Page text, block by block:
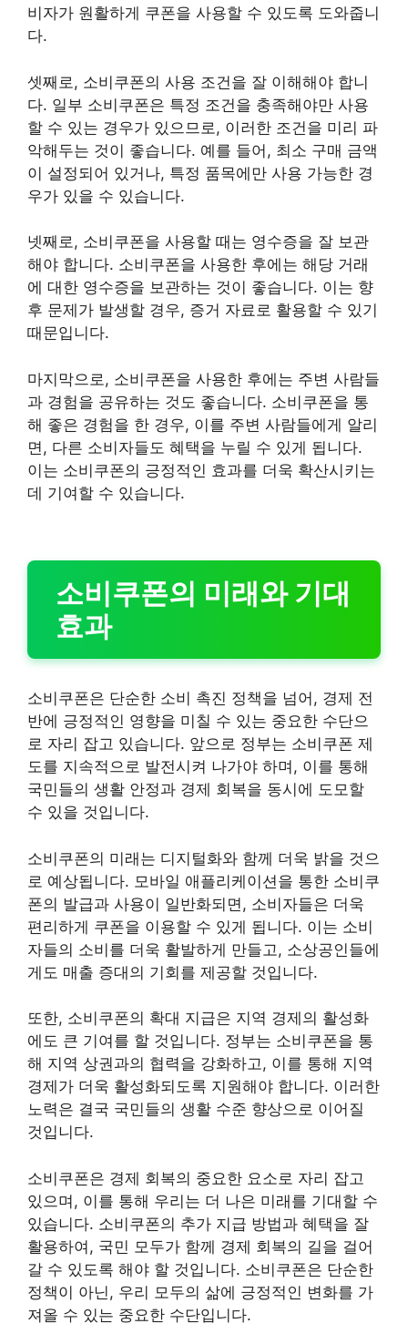
비자가 원활하게 쿠폰을 사용할 수 있도록 도와줍니
다.
셋째로, 소비쿠폰의 사용 조건을 잘 이해해야 합니
다. 일부 소비쿠폰은 특정 조건을 충족해야만 사용
할 수 있는 경우가 있으므로, 이러한 조건을 미리 파
악해두는 것이 좋습니다. 예를 들어, 최소 구매 금액
이 설정되어 있거나, 특정 품목에만 사용 가능한 경
우가 있을 수 있습니다.
넷째로, 소비쿠폰을 사용할 때는 영수증을 잘 보관
해야 합니다. 소비쿠폰을 사용한 후에는 해당 거래
에 대한 영수증을 보관하는 것이 좋습니다. 이는 향
후 문제가 발생할 경우, 증거 자료로 활용할 수 있기
때문입니다.
마지막으로, 소비쿠폰을 사용한 후에는 주변 사람들
과 경험을 공유하는 것도 좋습니다. 소비쿠폰을 통
해 좋은 경험을 한 경우, 이를 주변 사람들에게 알리
면, 다른 소비자들도 혜택을 누릴 수 있게 됩니다.
이는 소비쿠폰의 긍정적인 효과를 더욱 확산시키는
데 기여할 수 있습니다.
소비쿠폰의 미래와 기대
효과
소비쿠폰은 단순한 소비 촉진 정책을 넘어, 경제 전
반에 긍정적인 영향을 미칠 수 있는 중요한 수단으
로 자리 잡고 있습니다. 앞으로 정부는 소비쿠폰 제
도를 지속적으로 발전시켜 나가야 하며, 이를 통해
국민들의 생활 안정과 경제 회복을 동시에 도모할
수 있을 것입니다.
소비쿠폰의 미래는 디지털화와 함께 더욱 밝을 것으
로 예상됩니다. 모바일 애플리케이션을 통한 소비쿠
폰의 발급과 사용이 일반화되면, 소비자들은 더욱
편리하게 쿠폰을 이용할 수 있게 됩니다. 이는 소비
자들의 소비를 더욱 활발하게 만들고, 소상공인들에
게도 매출 증대의 기회를 제공할 것입니다.
또한, 소비쿠폰의 확대 지급은 지역 경제의 활성화
에도 큰 기여를 할 것입니다. 정부는 소비쿠폰을 통
해 지역 상권과의 협력을 강화하고, 이를 통해 지역
경제가 더욱 활성화되도록 지원해야 합니다. 이러한
노력은 결국 국민들의 생활 수준 향상으로 이어질
것입니다.
소비쿠폰은 경제 회복의 중요한 요소로 자리 잡고
있으며, 이를 통해 우리는 더 나은 미래를 기대할 수
있습니다. 소비쿠폰의 추가 지급 방법과 혜택을 잘
활용하여, 국민 모두가 함께 경제 회복의 길을 걸어
갈 수 있도록 해야 할 것입니다. 소비쿠폰은 단순한
정책이 아닌, 우리 모두의 삶에 긍정적인 변화를 가
져올 수 있는 중요한 수단입니다.